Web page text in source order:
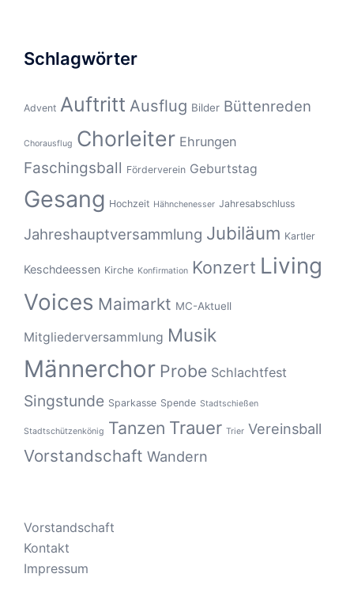
Schlagwörter
Advent Auftritt Ausflug Bilder Büttenreden
Chorausflug Chorleiter Ehrungen
Faschingsball Förderverein Geburtstag
Gesang Hochzeit Hähnchenesser Jahresabschluss
Jahreshauptversammlung Jubiläum Kartler
Keschdeessen Kirche Konfirmation Konzert Living
Voices Maimarkt MC-Aktuell
Mitgliederversammlung Musik
Männerchor Probe Schlachtfest
Singstunde Sparkasse Spende Stadtschießen
Stadtschützenkönig Tanzen Trauer Trier Vereinsball
Vorstandschaft Wandern
Vorstandschaft
Kontakt
Impressum